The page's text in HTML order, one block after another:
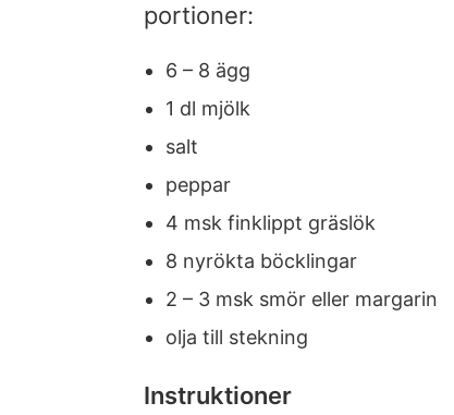
portioner:
6 – 8 ägg
1 dl mjölk
salt
peppar
4 msk finklippt gräslök
8 nyrökta böcklingar
2 – 3 msk smör eller margarin
olja till stekning
Instruktioner